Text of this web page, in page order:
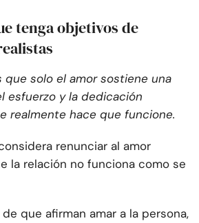
tenga objetivos de
que solo el amor sostiene una
esfuerzo y la dedicación
realmente hace que funcione.
renunciar al amor
la relación no funciona como se
que afirman amar a la persona,